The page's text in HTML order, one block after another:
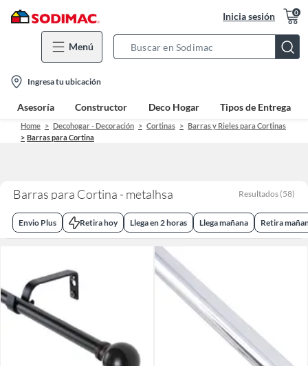
Inicia sesión 0
Menú
Bar
location-
icon
Ingresa tu ubicación
Asesoría Constructor Deco Hogar Tipos de Entrega
Home Decohogar - Decoración Cortinas
Barras y Rieles para Cortinas
Barras para Cortina
Barras para Cortina - metalhsa Resultados (58)
Envio Plus Retira hoy Llega en 2 horas Llega mañana Retira